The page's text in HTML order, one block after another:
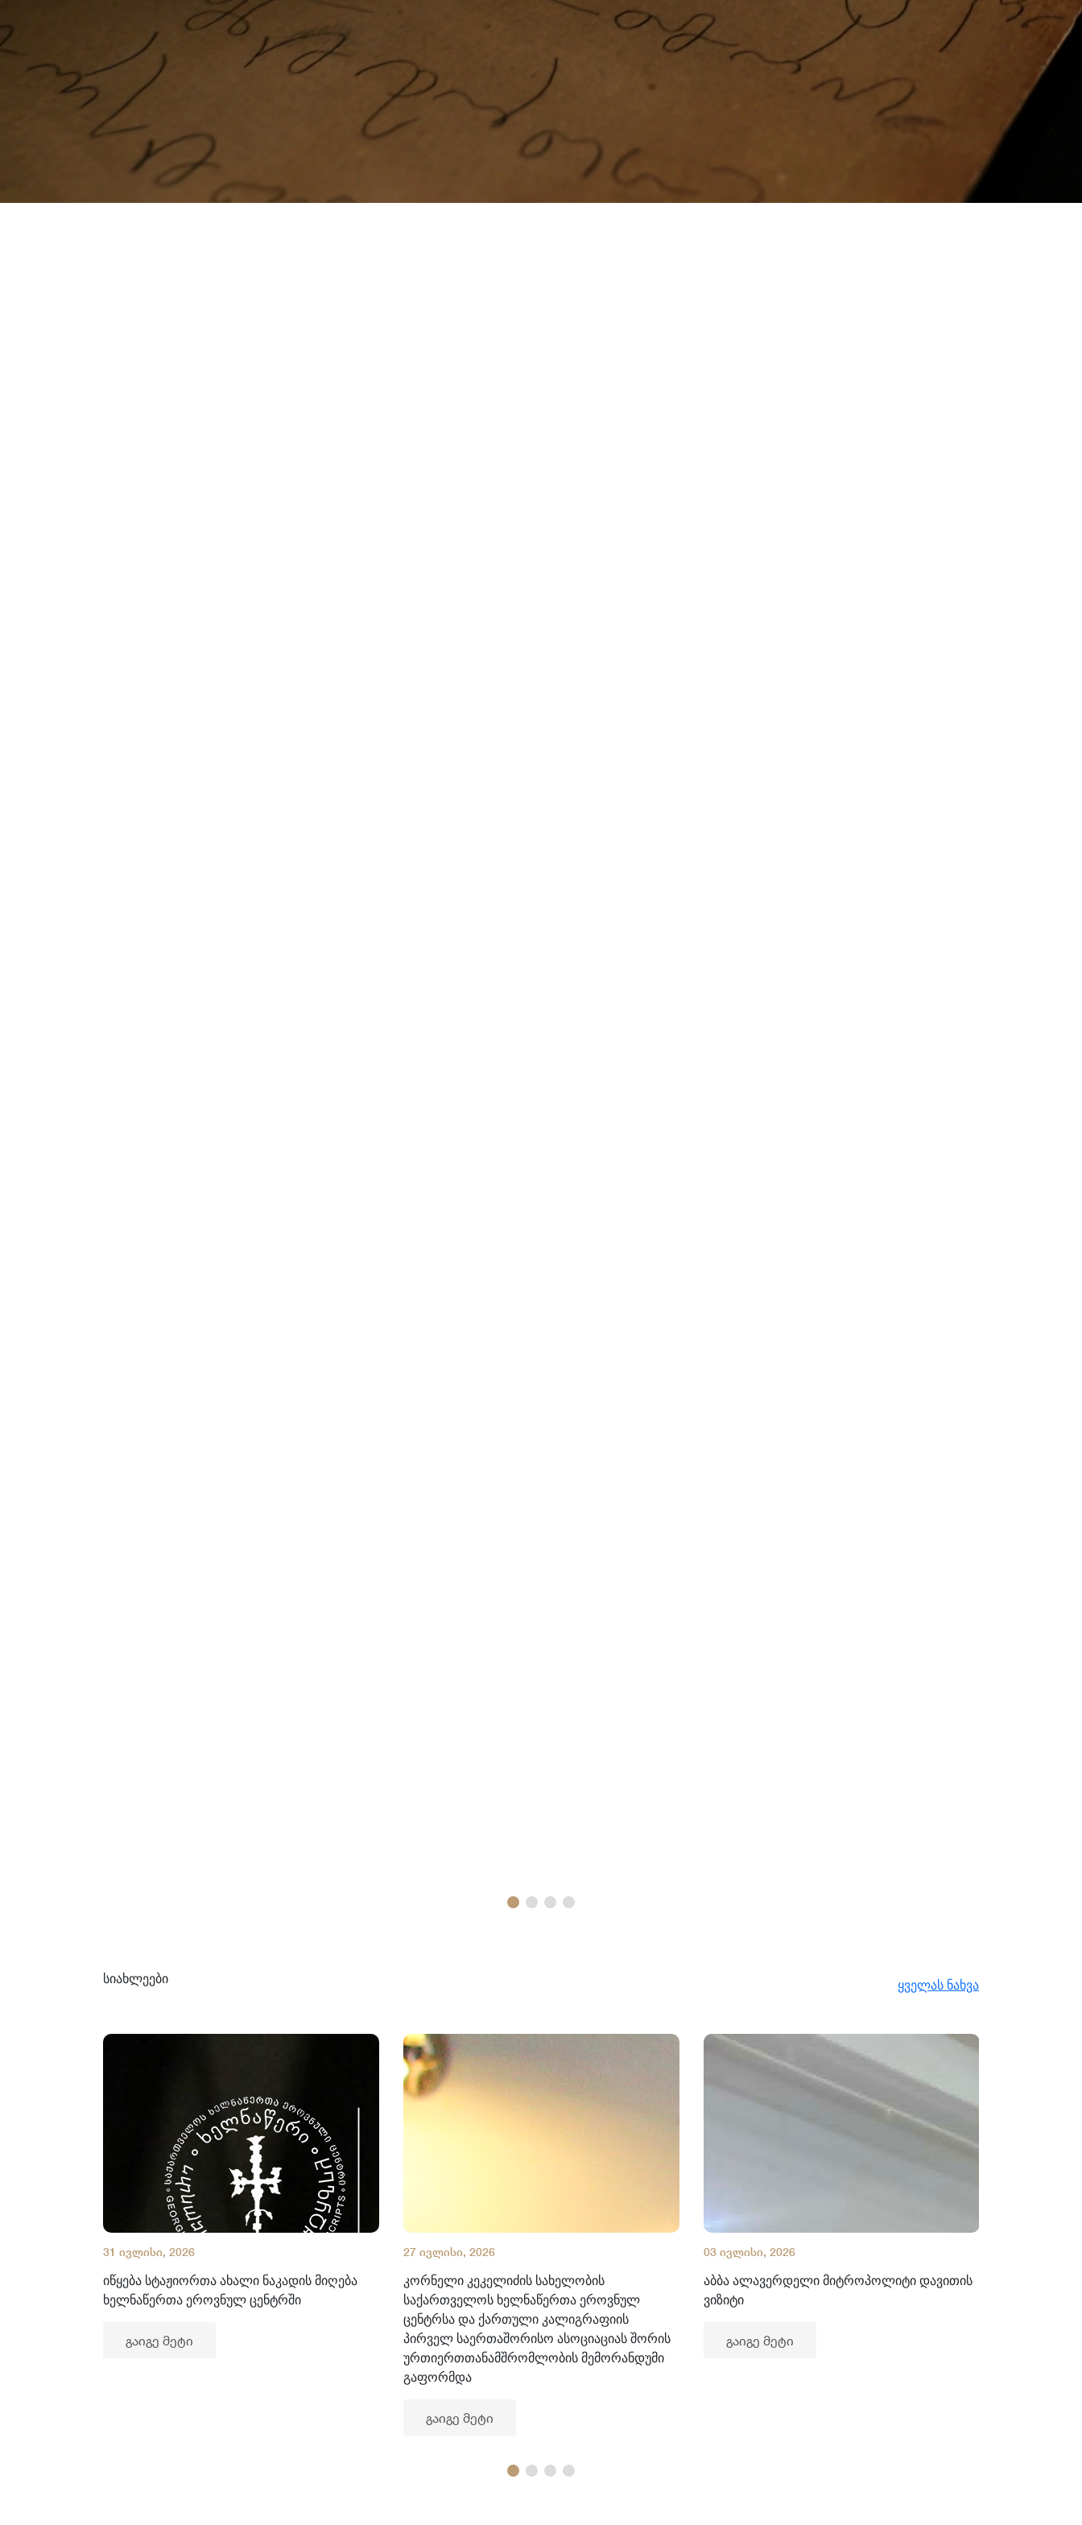
სიახლეები ყველას ნახვა
31 ივლისი, 2026
იწყება სტაჟიორთა ახალი ნაკადის მიღება
ხელნაწერთა ეროვნულ ცენტრში
გაიგე მეტი
27 ივლისი, 2026
კორნელი კეკელიძის სახელობის
საქართველოს ხელნაწერთა ეროვნულ
ცენტრსა და ქართული კალიგრაფიის
პირველ საერთაშორისო ასოციაციას შორის
ურთიერთთანამშრომლობის მემორანდუმი
გაფორმდა
გაიგე მეტი
03 ივლისი, 2026
აბბა ალავერდელი მიტროპოლიტი დავითის
ვიზიტი
გაიგე მეტი